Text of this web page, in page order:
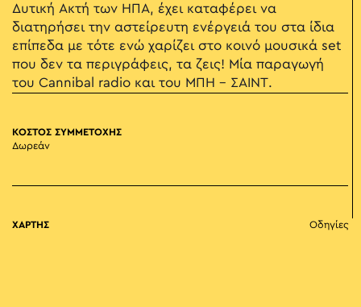
Δυτική Ακτή των ΗΠΑ, έχει καταφέρει να
διατηρήσει την αστείρευτη ενέργειά του στα ίδια
επίπεδα με τότε ενώ χαρίζει στο κοινό μουσικά set
που δεν τα περιγράφεις, τα ζεις! Μία παραγωγή
του Cannibal radio και του ΜΠΗ – ΣΑΙΝΤ.
ΚΟΣΤΟΣ ΣΥΜΜΕΤΟΧΗΣ
Δωρεάν
ΧΑΡΤΗΣ Οδηγίες